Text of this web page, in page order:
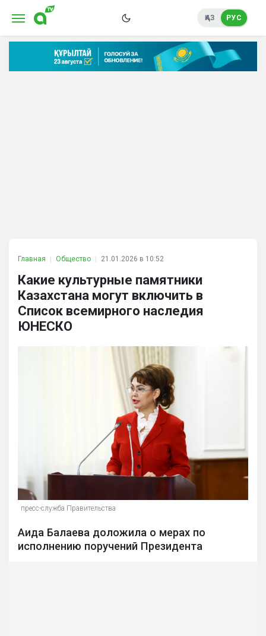
ҚАЗ РУС
Главная Общество 21.01.2026 в 10:52
Какие культурные памятники
Казахстана могут включить в
Список всемирного наследия
ЮНЕСКО
пресс-служба Правительства
Аида Балаева доложила о мерах по
исполнению поручений Президента